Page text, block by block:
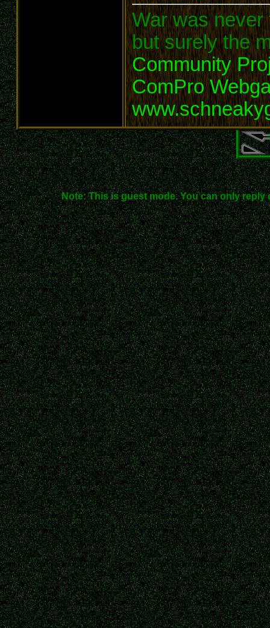
War was never
but surely the
Community
ComPro
Note: This is guest mode. You can only